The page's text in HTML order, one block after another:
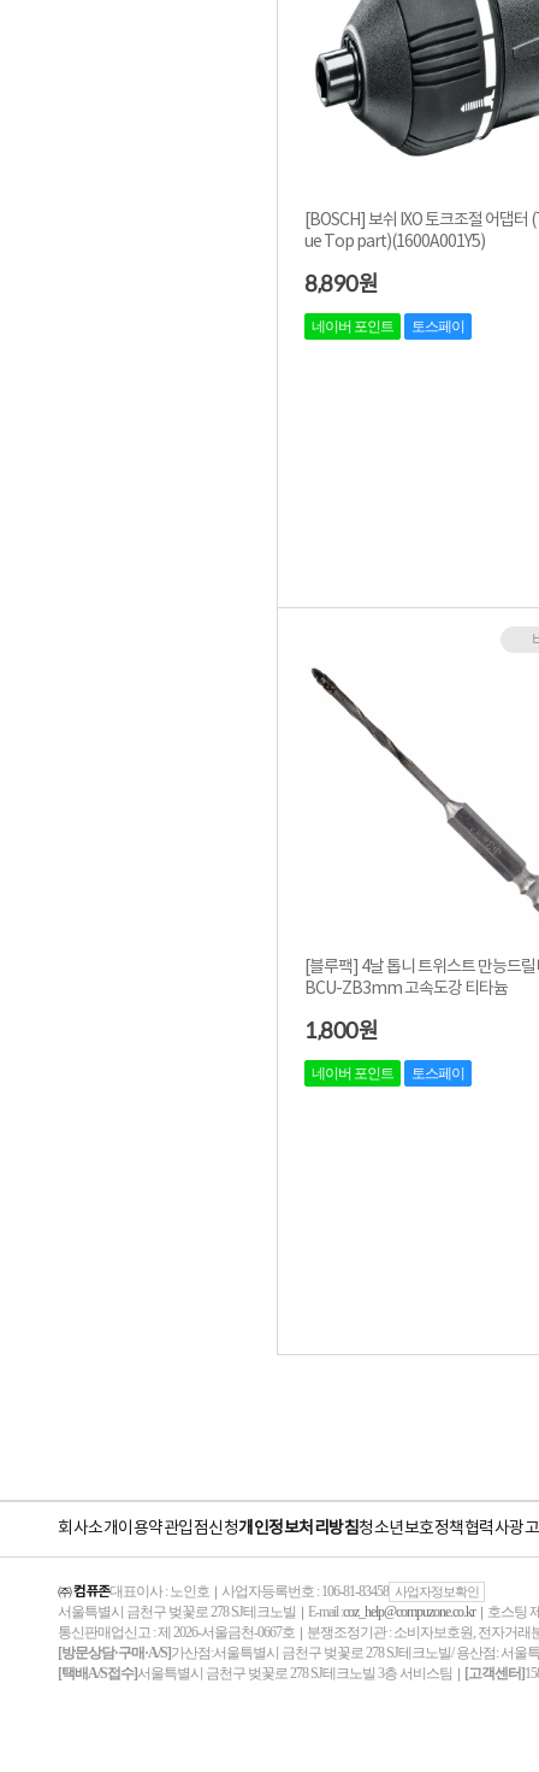
[BOSCH] 보쉬 IXO 토크조절 어댑터
ue Top part)(1600A001Y5)
8,890원
네이버 포인트 토스페이
[블루팩] 4날 톱니 트위스트 만능드
BCU-ZB3mm 고속도강 티타늄
1,800원
네이버 포인트 토스페이
회사소개이용약관입점신청개인정보처리방침청소년보호정책협력사광
㈜ 컴퓨존대표이사 : 노인호 ｜ 사업자등록번호 : 106-81-83458 사업자정보확인
서울특별시 금천구 벚꽃로 278 SJ테크노빌 ｜ E-mail :coz_help@compuzone.co.kr｜ 호스팅
통신판매업신고 : 제 2026-서울금천-0667호 ｜ 분쟁조정기관 : 소비자보호원, 전자거래
[방문상담·구매·A/S]가산점:서울특별시 금천구 벚꽃로 278 SJ테크노빌/ 용산점: 서울
[택배A/S접수]서울특별시 금천구 벚꽃로 278 SJ테크노빌 3층 서비스팀 ｜ [고객센터]